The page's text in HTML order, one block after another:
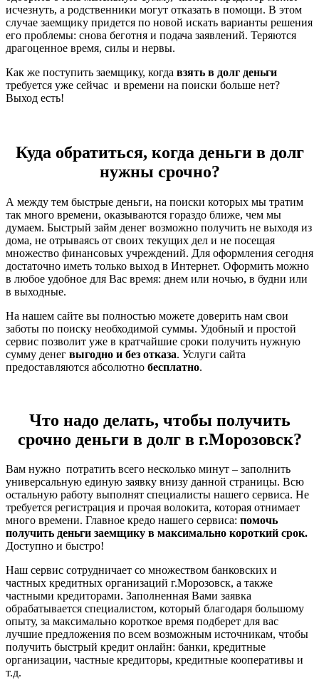
исчезнуть, а родственники могут отказать в помощи. В этом
случае заемщику придется по новой искать варианты решения
его проблемы: снова беготня и подача заявлений. Теряются
драгоценное время, силы и нервы.
Как же поступить заемщику, когда взять в долг деньги
требуется уже сейчас и времени на поиски больше нет?
Выход есть!
Куда обратиться, когда деньги в долг
нужны срочно?
А между тем быстрые деньги, на поиски которых мы тратим
так много времени, оказываются гораздо ближе, чем мы
думаем. Быстрый займ денег возможно получить не выходя из
дома, не отрываясь от своих текущих дел и не посещая
множество финансовых учреждений. Для оформления сегодня
достаточно иметь только выход в Интернет. Оформить можно
в любое удобное для Вас время: днем или ночью, в будни или
в выходные.
На нашем сайте вы полностью можете доверить нам свои
заботы по поиску необходимой суммы. Удобный и простой
сервис позволит уже в кратчайшие сроки получить нужную
сумму денег выгодно и без отказа. Услуги сайта
предоставляются абсолютно бесплатно.
Что надо делать, чтобы получить
срочно деньги в долг в г.Морозовск?
Вам нужно потратить всего несколько минут – заполнить
универсальную единую заявку внизу данной страницы. Всю
остальную работу выполнят специалисты нашего сервиса. Не
требуется регистрация и прочая волокита, которая отнимает
много времени. Главное кредо нашего сервиса: помочь
получить деньги заемщику в максимально короткий срок.
Доступно и быстро!
Наш сервис сотрудничает со множеством банковских и
частных кредитных организаций г.Морозовск, а также
частными кредиторами. Заполненная Вами заявка
обрабатывается специалистом, который благодаря большому
опыту, за максимально короткое время подберет для вас
лучшие предложения по всем возможным источникам, чтобы
получить быстрый кредит онлайн: банки, кредитные
организации, частные кредиторы, кредитные кооперативы и
т.д.